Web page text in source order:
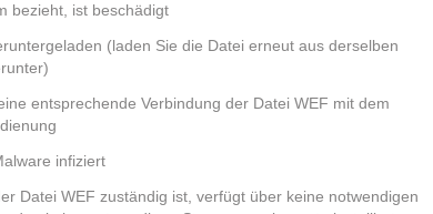
bezieht, ist beschädigt
(laden Sie die Datei erneut aus derselben
entsprechende Verbindung der Datei WEF mit dem
infiziert
Datei WEF zuständig ist, verfügt über keine notwendigen